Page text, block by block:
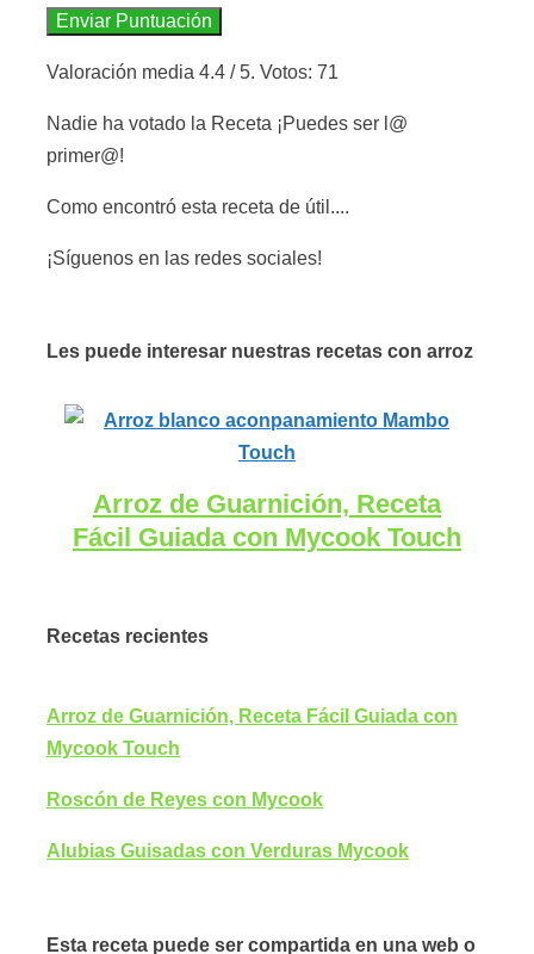
Enviar Puntuación
Valoración media 4.4 / 5. Votos: 71
Nadie ha votado la Receta ¡Puedes ser l@
primer@!
Como encontró esta receta de útil....
¡Síguenos en las redes sociales!
Les puede interesar nuestras recetas con arroz
Arroz de Guarnición, Receta
Fácil Guiada con Mycook Touch
Recetas recientes
Arroz de Guarnición, Receta Fácil Guiada con
Mycook Touch
Roscón de Reyes con Mycook
Alubias Guisadas con Verduras Mycook
Esta receta puede ser compartida en una web o